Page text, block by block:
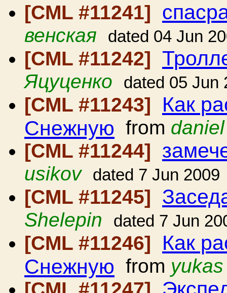
[CML #11241]
венская dated 04 Jun
[CML #11242]
Яцуценко dated 05 Jun
[CML #11243] Как
Снежную from
[CML #11244]
usikov dated 7 Jun 2009
[CML #11245]
Shelepin dated 7 Jun
[CML #11246] Как
Снежную from yukas